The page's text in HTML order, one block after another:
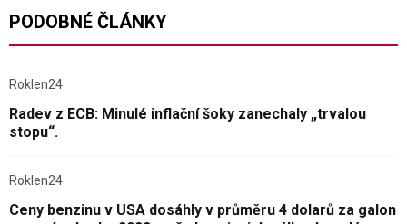
PODOBNÉ ČLÁNKY
Roklen24
Radev z ECB: Minulé inflační šoky zanechaly „trvalou
stopu“.
Roklen24
Ceny benzinu v USA dosáhly v průměru 4 dolarů za galon